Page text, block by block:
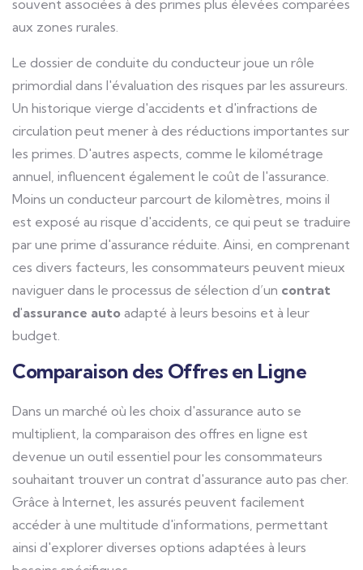
souvent associées à des primes plus élevées comparées
aux zones rurales.
Le dossier de conduite du conducteur joue un rôle
primordial dans l'évaluation des risques par les assureurs.
Un historique vierge d'accidents et d'infractions de
circulation peut mener à des réductions importantes sur
les primes. D'autres aspects, comme le kilométrage
annuel, influencent également le coût de l'assurance.
Moins un conducteur parcourt de kilomètres, moins il
est exposé au risque d'accidents, ce qui peut se traduire
par une prime d'assurance réduite. Ainsi, en comprenant
ces divers facteurs, les consommateurs peuvent mieux
naviguer dans le processus de sélection d’un contrat
d'assurance auto adapté à leurs besoins et à leur
budget.
Comparaison des Offres en Ligne
Dans un marché où les choix d'assurance auto se
multiplient, la comparaison des offres en ligne est
devenue un outil essentiel pour les consommateurs
souhaitant trouver un contrat d'assurance auto pas cher.
Grâce à Internet, les assurés peuvent facilement
accéder à une multitude d'informations, permettant
ainsi d'explorer diverses options adaptées à leurs